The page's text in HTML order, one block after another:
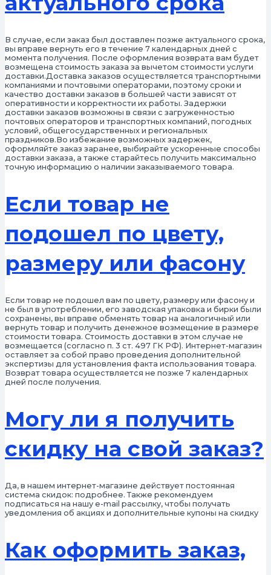
В случае, если заказ был доставлен позже актуального срока,
вы вправе вернуть его в течение 7 календарных дней с
момента получения. После оформления возврата вам будет
возмещена стоимость заказа за вычетом стоимости услуги
доставки.Доставка заказов осуществляется транспортными
компаниями и почтовыми операторами, поэтому сроки и
качество доставки заказов в большей части зависят от
оперативности и корректности их работы. Задержки
доставки заказов возможны в связи с загруженностью
почтовых операторов и транспортных компаний, погодных
условий, общегосударственных и региональных
праздников.Во избежание возможных задержек,
оформляйте заказ заранее, выбирайте ускоренные способы
доставки заказа, а также старайтесь получить максимально
точную информацию о наличии заказываемого товара.
Если товар не
подошел по цвету,
размеру или фасону
Если товар не подошел вам по цвету, размеру или фасону и
не был в употреблении, его заводская упаковка и бирки были
сохранены, вы вправе обменять товар на аналогичный или
вернуть товар и получить денежное возмещение в размере
стоимости товара. Стоимость доставки в этом случае не
возмещается (согласно п. 3 ст. 497 ГК РФ). Интернет-магазин
оставляет за собой право проведения дополнительной
экспертизы для установления факта использования товара.
Возврат товара осуществляется не позже 7 календарных
дней после получения.
Могу ли я получить
скидку на свой заказ?
Да, в нашем интернет-магазине действует постоянная
система скидок: подробнее. Также рекомендуем
подписаться на нашу e-mail рассылку, чтобы получать
уведомления об акциях и дополнительные купоны на скидку
Как оформить заказ,